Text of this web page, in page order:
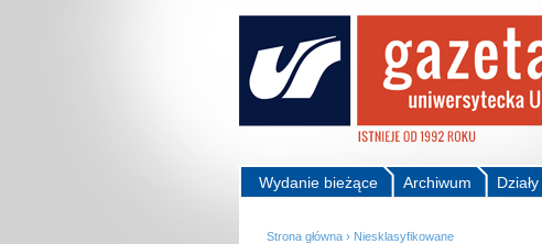
Działy
Archiwum
Wydanie bieżące
Strona główna › Niesklasyfikowane